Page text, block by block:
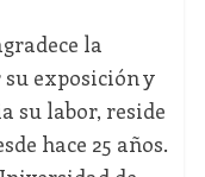
la
exposición y
su labor, reside
hace 25 años.